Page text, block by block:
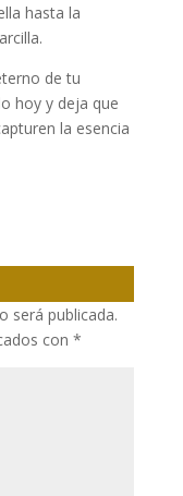
hasta la
de tu
hoy y deja que
la esencia
será publicada.
con *